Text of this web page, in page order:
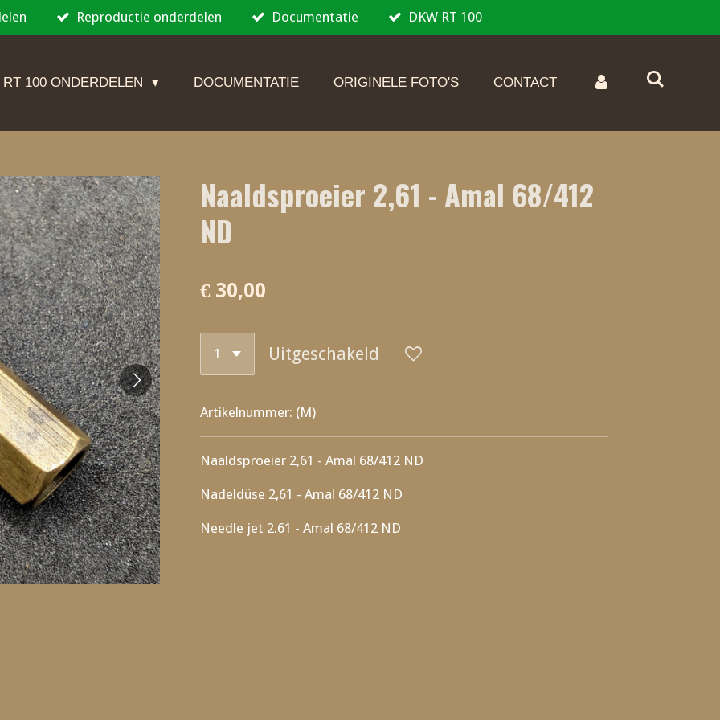
Reproductie onderdelen Documentatie DKW RT 100
RT 100 ONDERDELEN DOCUMENTATIE ORIGINELE FOTO'S CONTACT
Naaldsproeier 2,61 - Amal 68/412
ND
€ 30,00
Uitgeschakeld
Artikelnummer: (M)
Naaldsproeier 2,61 - Amal 68/412 ND
Nadeldüse 2,61 - Amal 68/412 ND
Needle jet 2.61 - Amal 68/412 ND